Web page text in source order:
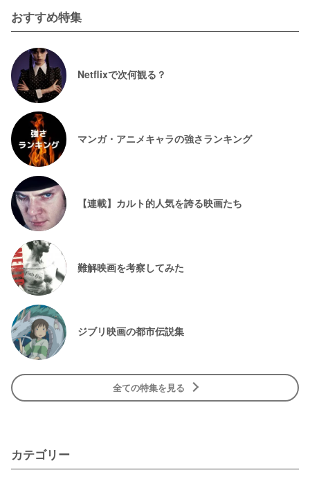
おすすめ特集
Netflixで次何観る？
マンガ・アニメキャラの強さランキング
【連載】カルト的人気を誇る映画たち
難解映画を考察してみた
ジブリ映画の都市伝説集
全ての特集を見る
カテゴリー